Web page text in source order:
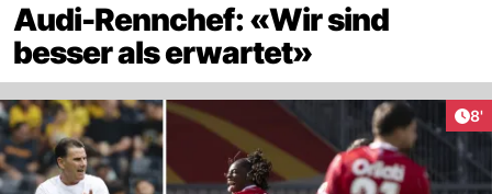
Audi-Rennchef: «Wir sind
besser als erwartet»
8'